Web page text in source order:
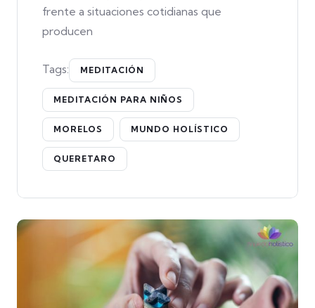
frente a situaciones cotidianas que
producen
Tags: MEDITACIÓN
MEDITACIÓN PARA NIÑOS
MORELOS MUNDO HOLÍSTICO
QUERETARO